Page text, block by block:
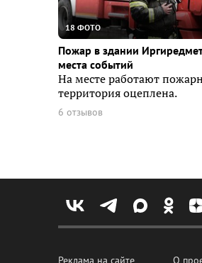
18 ФОТО
Пожар в здании
места событий
На месте работают
территория оцеплена.
6 отзывов
Реклама на сайте О